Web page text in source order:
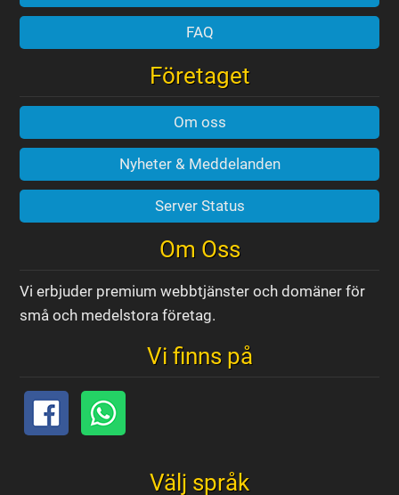
FAQ
Företaget
Om oss
Nyheter & Meddelanden
Server Status
Om Oss
Vi erbjuder premium webbtjänster och domäner för
små och medelstora företag.
Vi finns på
Välj språk